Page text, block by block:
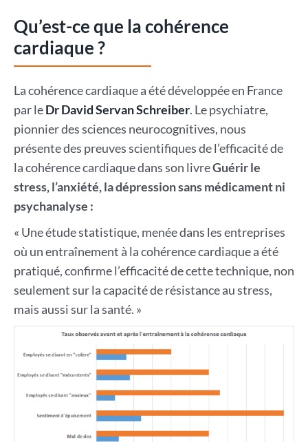
Qu’est-ce que la cohérence
cardiaque ?
La cohérence cardiaque a été développée en France
par leDr David Servan Schreiber. Le psychiatre,
pionnier des sciences neurocognitives, nous
présente des preuves scientifiques de l’efficacité de
la cohérence cardiaque dans son livreGuérir le
stress, l’anxiété, la dépression sans médicament ni
psychanalyse :
« Une étude statistique, menée dans les entreprises
où un entraînement à la cohérence cardiaque a été
pratiqué, confirme l’efficacité de cette technique, non
seulement sur la capacité de résistance au stress,
mais aussi sur la santé. »